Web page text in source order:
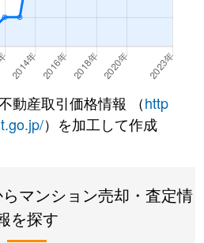
円
円 元町(札幌)
万円 元町(札幌)
万円 元町(札幌)
万円 元町(札幌)
万円
動産取引価格情報 （http
）を加工して作成
マンション売却・査定情
を探す